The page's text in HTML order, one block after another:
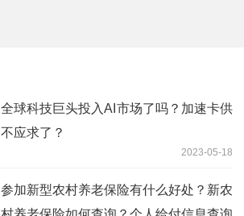
全球科技巨头投入AI市场了吗？加速卡供
不应求了？
2023-05-18
参加新型农村养老保险有什么好处？新农